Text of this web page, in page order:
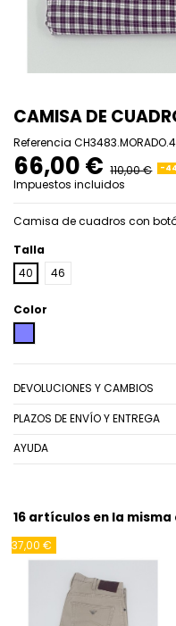
CAMISA DE
Referencia
66,00 € 110,00 € -
Impuestos incluidos
Camisa de cuadros con
Talla
40
46
Color
DEVOLUCIONES Y CAMBIOS
PLAZOS DE ENVÍO Y ENTREGA
AYUDA
16 artículos en la